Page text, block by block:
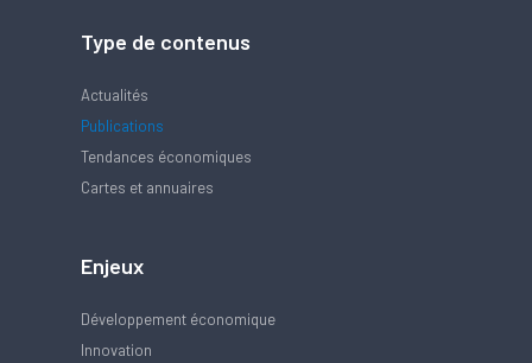
Type de contenus
Actualités
Publications
Tendances économiques
Cartes et annuaires
Enjeux
Développement économique
Innovation